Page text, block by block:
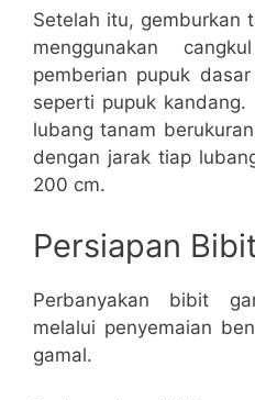
Setelah itu, gemburkan
menggunakan
pemberian pupuk
seperti pupuk
lubang tanam
dengan jarak tiap
200 cm.
Persiapan
Perbanyakan bibit
melalui penyemaian
gamal.